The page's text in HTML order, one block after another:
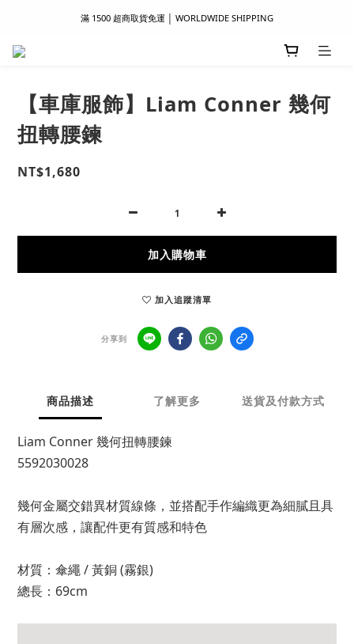
滿 1500 超商取貨免運 │ WORLDWIDE SHIPPING
滿 1500 超商取貨免運 │ WORLDWIDE SHIPPING
滿 1500 超商取貨免運 │ WORLDWIDE SHIPPING
【車庫服飾】Liam Conner 幾何
扭轉腰鍊
NT$1,680
加入購物車
加入追蹤清單
分享到
商品描述 了解更多 送貨及付款方式
Liam Conner 幾何扭轉腰鍊
5592030028
幾何金屬交錯異材質線條，並搭配手作編織更為細膩且具
有層次感，讓配件更有質感和特色
材質：傘繩 / 黃銅 (霧銀)
總長：69cm